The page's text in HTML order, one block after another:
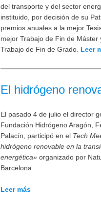
del transporte y del sector
instituido, por decisión de su
premios anuales a la mejor
mejor Trabajo de Fin de Máster
Trabajo de Fin de Grado. Leer
El hidrógeno
El pasado 4 de julio el director
Fundación Hidrógeno Aragón,
Palacín, participó en el Tech
hidrógeno renovable en la
energética» organizado por
Barcelona.
Leer más